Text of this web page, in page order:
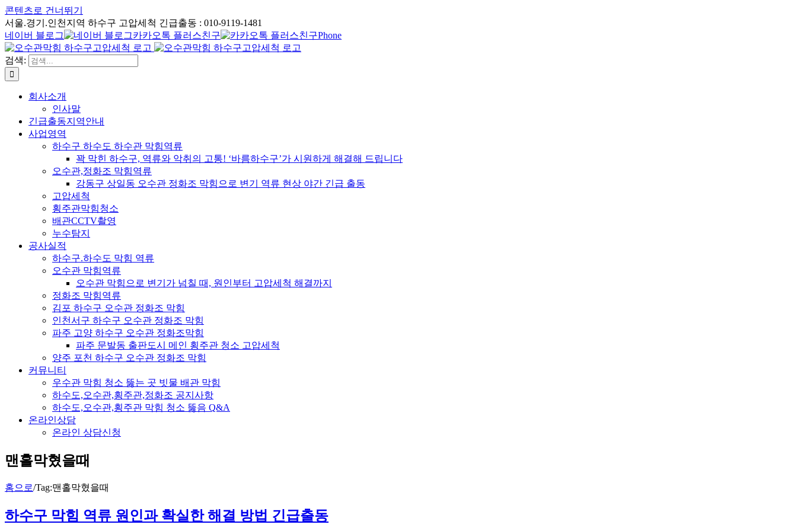
콘텐츠로 건너뛰기
서울.경기.인천지역 하수구 고압세척 긴급출동 : 010-9119-1481
네이버 블로그
카카오톡 플러스친구 Phone
검색:
회사소개
인사말
긴급출동지역안내
사업영역
하수구 하수도 하수관 막힘역류
꽉 막힌 하수구, 역류와 악취의 고통! ‘바름하수구’가 시원하게 해결해 드립니다
오수관,정화조 막힘역류
강동구 상일동 오수관 정화조 막힘으로 변기 역류 현상 야간 긴급 출동
고압세척
횡주관막힘청소
배관CCTV촬영
누수탐지
공사실적
하수구.하수도 막힘 역류
오수관 막힘역류
오수관 막힘으로 변기가 넘칠 때, 원인부터 고압세척 해결까지
정화조 막힘역류
김포 하수구 오수관 정화조 막힘
인천서구 하수구 오수관 정화조 막힘
파주 고양 하수구 오수관 정화조막힘
파주 문발동 출판도시 메인 횡주관 청소 고압세척
양주 포천 하수구 오수관 정화조 막힘
커뮤니티
우수관 막힘 청소 뚫는 곳 빗물 배관 막힘
하수도,오수관,횡주관,정화조 공지사항
하수도,오수관,횡주관 막힘 청소 뚫음 Q&A
온라인상담
온라인 상담신청
맨홀막혔을때
홈으로/Tag:맨홀막혔을때
하수구 막힘 역류 원인과 확실한 해결 방법 긴급출동